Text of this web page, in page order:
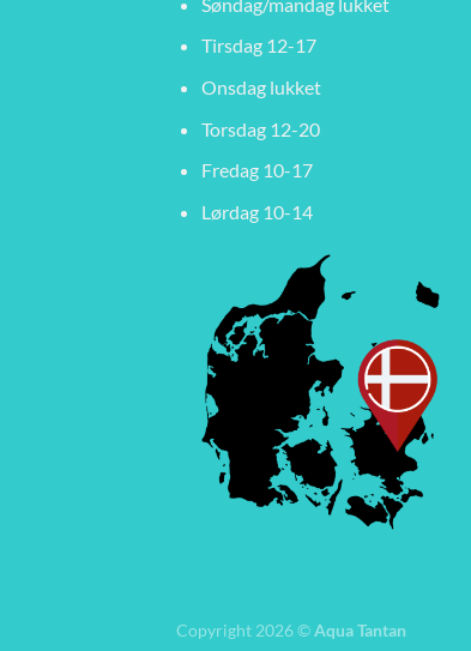
Tirsdag 12-17
Onsdag lukket
Torsdag 12-20
Fredag 10-17
Lørdag 10-14
Copyright 2026 ©Aqua Tantan